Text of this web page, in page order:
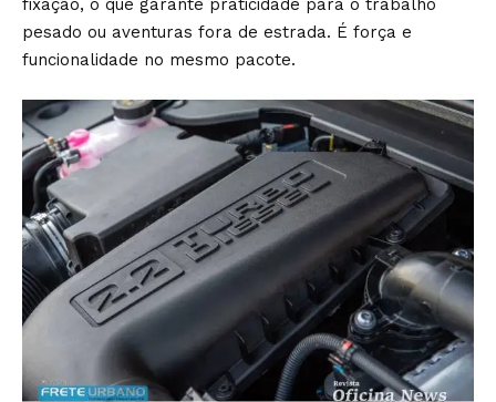
fixação, o que garante praticidade para o trabalho
pesado ou aventuras fora de estrada. É força e
funcionalidade no mesmo pacote.